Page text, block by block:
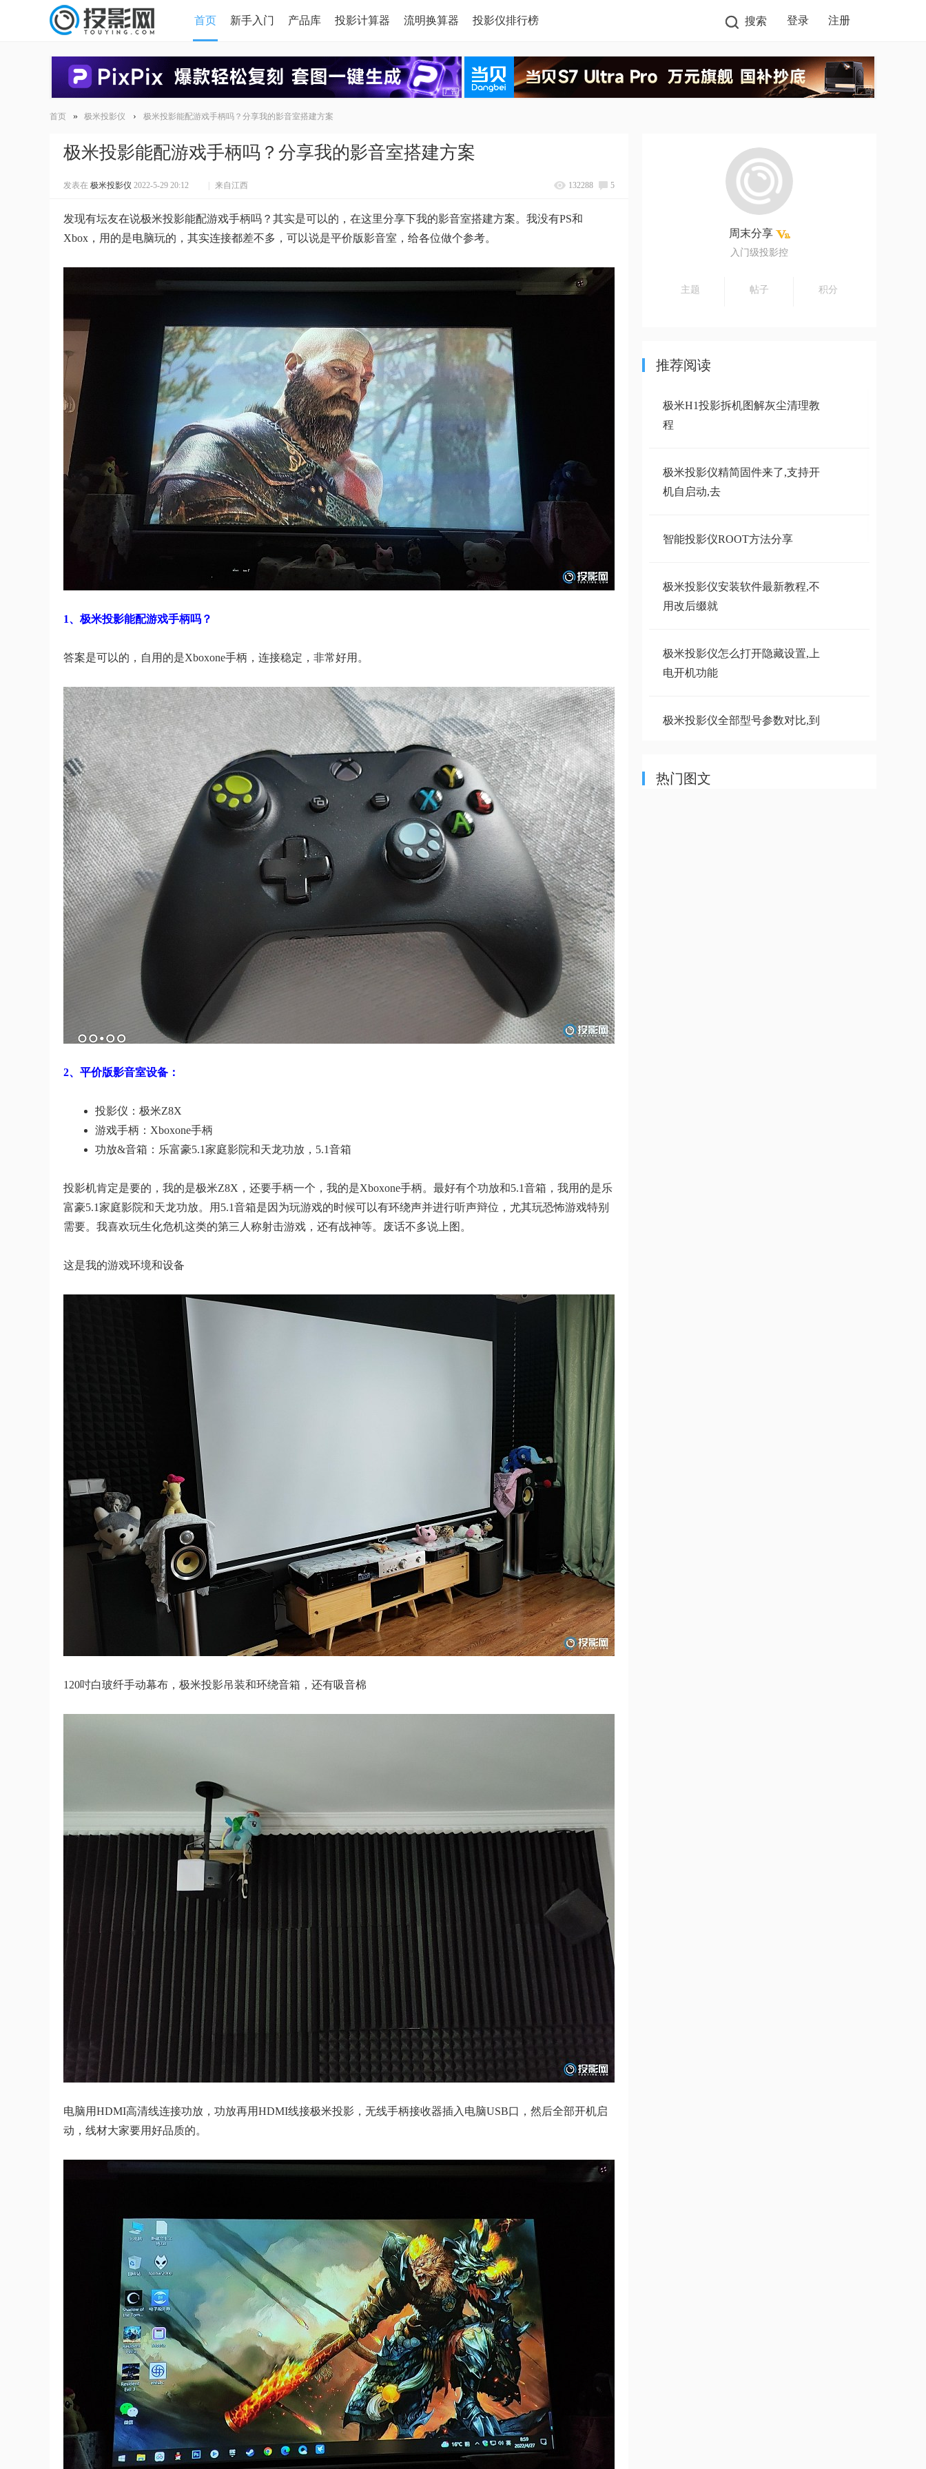
首页 新手入门 产品库 投影计算器 流明换算器 投影仪排行榜 搜索 登录 注册
首页 » 极米投影仪 › 极米投影能配游戏手柄吗？分享我的影音室搭建方案
极米投影能配游戏手柄吗？分享我的影音室搭建方案
发表在 极米投影仪 2022-5-29 20:12 132288 5
来自江西
发现有坛友在说极米投影能配游戏手柄吗？其实是可以的，在这里分享下我的影音室搭建方案。我没有PS和
Xbox，用的是电脑玩的，其实连接都差不多，可以说是平价版影音室，给各位做个参考。
1、极米投影能配游戏手柄吗？
答案是可以的，自用的是Xboxone手柄，连接稳定，非常好用。
2、平价版影音室设备：
投影仪：极米Z8X
游戏手柄：Xboxone手柄
功放&音箱：乐富豪5.1家庭影院和天龙功放，5.1音箱
投影机肯定是要的，我的是极米Z8X，还要手柄一个，我的是Xboxone手柄。最好有个功放和5.1音箱，我用的是乐
富豪5.1家庭影院和天龙功放。用5.1音箱是因为玩游戏的时候可以有环绕声并进行听声辩位，尤其玩恐怖游戏特别
需要。我喜欢玩生化危机这类的第三人称射击游戏，还有战神等。废话不多说上图。
这是我的游戏环境和设备
120吋白玻纤手动幕布，极米投影吊装和环绕音箱，还有吸音棉
电脑用HDMI高清线连接功放，功放再用HDMI线接极米投影，无线手柄接收器插入电脑USB口，然后全部开机启
动，线材大家要用好品质的。
周末分享
入门级投影控
主题 帖子 积分
推荐阅读
极米H1投影拆机图解灰尘清理教
程
极米投影仪精简固件来了,支持开
机自启动,去
智能投影仪ROOT方法分享
极米投影仪安装软件最新教程,不
用改后缀就
极米投影仪怎么打开隐藏设置,上
电开机功能
极米投影仪全部型号参数对比,到
极米投影仪精简第三方刷机固件大
热门图文